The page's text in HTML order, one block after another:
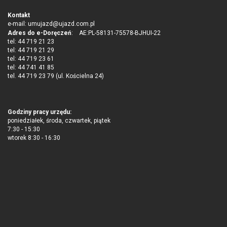
Kontakt
e-mail: umujazd@ujazd.com.pl
Adres do e-Doręczeń: AE:PL-58131-75578-BJHUI-22
tel: 44 719 21 23
tel: 44 719 21 29
tel: 44 719 23 61
tel: 44 741 41 85
tel. 44 719 23 79 (ul. Kościelna 24)
Godziny pracy urzędu:
poniedziałek, środa, czwartek, piątek
7:30 - 15:30
wtorek 8:30 - 16:30